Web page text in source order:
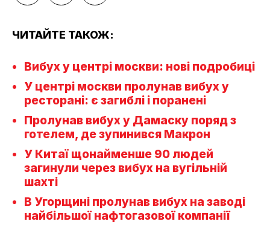
ЧИТАЙТЕ ТАКОЖ:
Вибух у центрі москви: нові подробиці
У центрі москви пролунав вибух у
ресторані: є загиблі і поранені
Пролунав вибух у Дамаску поряд з
готелем, де зупинився Макрон
У Китаї щонайменше 90 людей
загинули через вибух на вугільній
шахті
В Угорщині пролунав вибух на заводі
найбільшої нафтогазової компанії